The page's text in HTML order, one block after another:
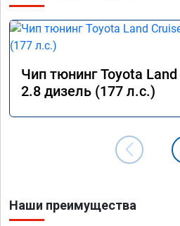
Чип тюнинг Toyota
2.8 дизель (177 л.с.)
Наши преимущества